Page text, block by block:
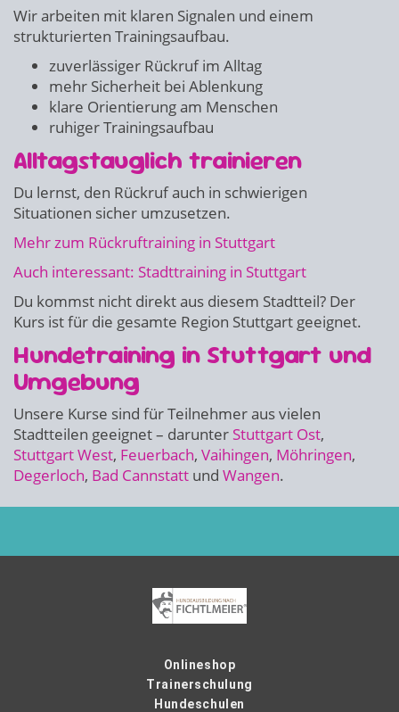
Wir arbeiten mit klaren Signalen und einem
strukturierten Trainingsaufbau.
zuverlässiger Rückruf im Alltag
mehr Sicherheit bei Ablenkung
klare Orientierung am Menschen
ruhiger Trainingsaufbau
Alltagstauglich trainieren
Du lernst, den Rückruf auch in schwierigen
Situationen sicher umzusetzen.
Mehr zum Rückruftraining in Stuttgart
Auch interessant: Stadttraining in Stuttgart
Du kommst nicht direkt aus diesem Stadtteil? Der
Kurs ist für die gesamte Region Stuttgart geeignet.
Hundetraining in Stuttgart und
Umgebung
Unsere Kurse sind für Teilnehmer aus vielen
Stadtteilen geeignet – darunter Stuttgart Ost,
Stuttgart West, Feuerbach, Vaihingen, Möhringen,
Degerloch, Bad Cannstatt und Wangen.
Onlineshop
Trainerschulung
Hundeschulen